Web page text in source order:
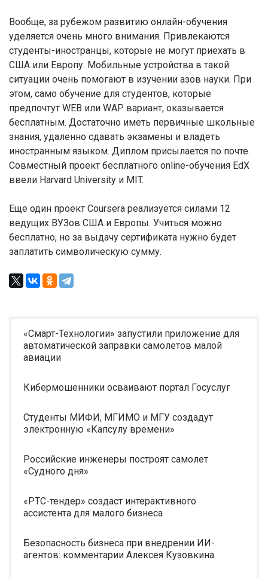
Вообще, за рубежом развитию онлайн-обучения
уделяется очень много внимания. Привлекаются
студенты-иностранцы, которые не могут приехать в
США или Европу. Мобильные устройства в такой
ситуации очень помогают в изучении азов науки. При
этом, само обучение для студентов, которые
предпочтут WEB или WAP вариант, оказывается
бесплатным. Достаточно иметь первичные школьные
знания, удаленно сдавать экзамены и владеть
иностранным языком. Диплом присылается по почте.
Совместный проект бесплатного online-обучения EdX
ввели Harvard University и MIT.
Еще один проект Coursera реализуется силами 12
ведущих ВУЗов США и Европы. Учиться можно
бесплатно, но за выдачу сертификата нужно будет
заплатить символическую сумму.
«Смарт-Технологии» запустили приложение для
автоматической заправки самолетов малой
авиации
Кибермошенники осваивают портал Госуслуг
Студенты МИФИ, МГИМО и МГУ создадут
электронную «Капсулу времени»
Российские инженеры построят самолет
«Судного дня»
«РТС-тендер» создаст интерактивного
ассистента для малого бизнеса
Безопасность бизнеса при внедрении ИИ-
агентов: комментарии Алексея Кузовкина